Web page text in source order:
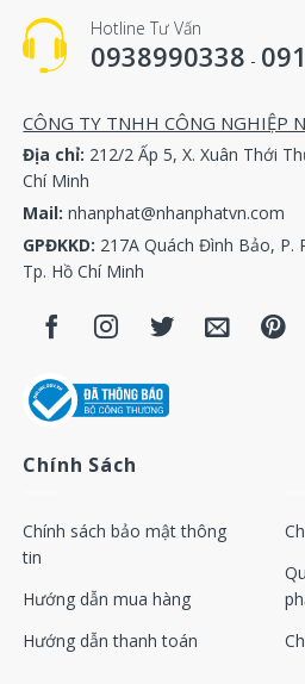
Hotline Tư Vấn
0938990338 -
CÔNG TY TNHH CÔNG NGHIỆP
Địa chỉ: 212/2 Ấp 5, X. Xuân Thới
Chí Minh
Mail:nhanphat@nhanphatvn.com
GPĐKKD: 217A Quách Đình Bảo, P.
Tp. Hồ Chí Minh
Chính Sách
Chính sách bảo mật thông
tin
Hướng dẫn mua hàng
Hướng dẫn thanh toán